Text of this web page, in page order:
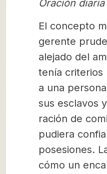
Oración diaria
El concepto
gerente
alejado del
tenía criterios
a una
sus esclavos
ración de
pudiera
posesiones.
cómo un